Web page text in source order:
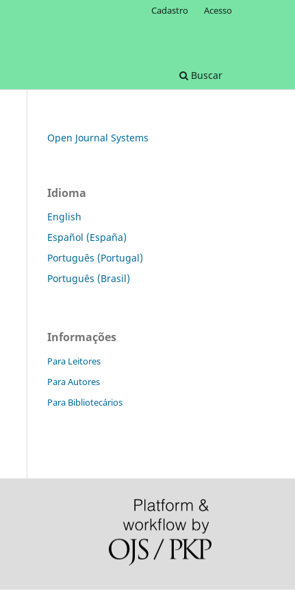
Buscar
Cadastro Acesso
Open Journal Systems
Idioma
English
Español (España)
Português (Portugal)
Português (Brasil)
Informações
Para Leitores
Para Autores
Para Bibliotecários